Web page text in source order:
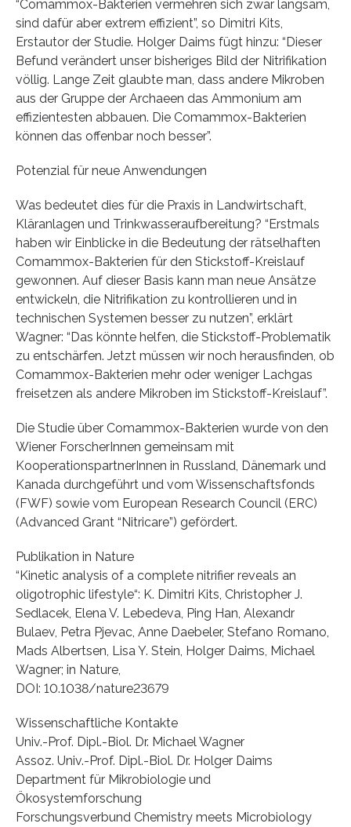
“Comammox-Bakterien vermehren sich zwar langsam,
sind dafür aber extrem effizient”, so Dimitri Kits,
Erstautor der Studie. Holger Daims fügt hinzu: “Dieser
Befund verändert unser bisheriges Bild der Nitrifikation
völlig. Lange Zeit glaubte man, dass andere Mikroben
aus der Gruppe der Archaeen das Ammonium am
effizientesten abbauen. Die Comammox-Bakterien
können das offenbar noch besser”.
Potenzial für neue Anwendungen
Was bedeutet dies für die Praxis in Landwirtschaft,
Kläranlagen und Trinkwasseraufbereitung? “Erstmals
haben wir Einblicke in die Bedeutung der rätselhaften
Comammox-Bakterien für den Stickstoff-Kreislauf
gewonnen. Auf dieser Basis kann man neue Ansätze
entwickeln, die Nitrifikation zu kontrollieren und in
technischen Systemen besser zu nutzen”, erklärt
Wagner: “Das könnte helfen, die Stickstoff-Problematik
zu entschärfen. Jetzt müssen wir noch herausfinden, ob
Comammox-Bakterien mehr oder weniger Lachgas
freisetzen als andere Mikroben im Stickstoff-Kreislauf”.
Die Studie über Comammox-Bakterien wurde von den
Wiener ForscherInnen gemeinsam mit
KooperationspartnerInnen in Russland, Dänemark und
Kanada durchgeführt und vom Wissenschaftsfonds
(FWF) sowie vom European Research Council (ERC)
(Advanced Grant “Nitricare”) gefördert.
Publikation in Nature
“Kinetic analysis of a complete nitrifier reveals an
oligotrophic lifestyle“: K. Dimitri Kits, Christopher J.
Sedlacek, Elena V. Lebedeva, Ping Han, Alexandr
Bulaev, Petra Pjevac, Anne Daebeler, Stefano Romano,
Mads Albertsen, Lisa Y. Stein, Holger Daims, Michael
Wagner; in Nature,
DOI: 10.1038/nature23679
Wissenschaftliche Kontakte
Univ.-Prof. Dipl.-Biol. Dr. Michael Wagner
Assoz. Univ.-Prof. Dipl.-Biol. Dr. Holger Daims
Department für Mikrobiologie und
Ökosystemforschung
Forschungsverbund Chemistry meets Microbiology